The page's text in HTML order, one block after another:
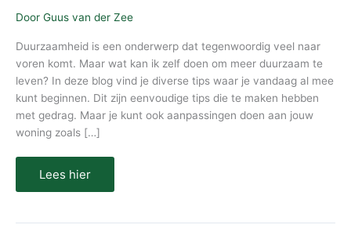
Door Guus van der Zee
Duurzaamheid is een onderwerp dat tegenwoordig veel naar
voren komt. Maar wat kan ik zelf doen om meer duurzaam te
leven? In deze blog vind je diverse tips waar je vandaag al mee
kunt beginnen. Dit zijn eenvoudige tips die te maken hebben
met gedrag. Maar je kunt ook aanpassingen doen aan jouw
woning zoals […]
Lees hier